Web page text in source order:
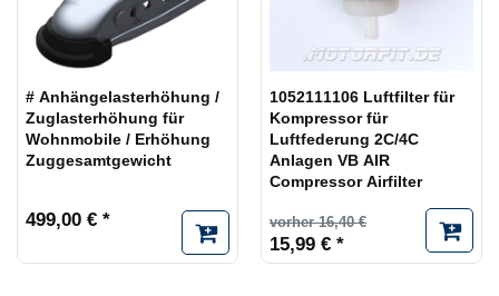
# Anhängelasterhöhung /
Zuglasterhöhung für
Wohnmobile / Erhöhung
Zuggesamtgewicht
499,00 € *
1052111106 Luftfilter für
Kompressor für
Luftfederung 2C/4C
Anlagen VB AIR
Compressor Airfilter
vorher 16,40 €
15,99 € *